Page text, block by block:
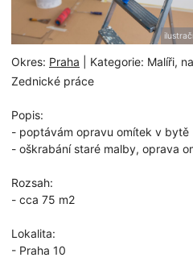
Okres: Praha | Kategorie: Malíři,
Zednické práce
Popis:
- poptávám opravu omítek v bytě
- oškrabání staré malby, oprava
Rozsah:
- cca 75 m2
Lokalita:
- Praha 10